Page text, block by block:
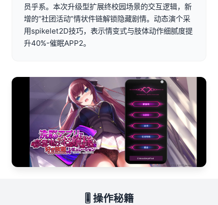
员乎系。本次升级型扩展终校园场景的交互逻辑，新
增的“社团活动”情状件链解锁隐藏剧情。动态演个采
用spikelet2D技巧，表示情变式与肢体动作细腻度提
升40%-催眠APP2。
🎚️ 操作秘籍